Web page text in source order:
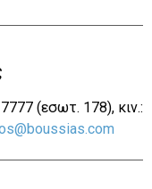
(εσωτ. 178), κιν.: